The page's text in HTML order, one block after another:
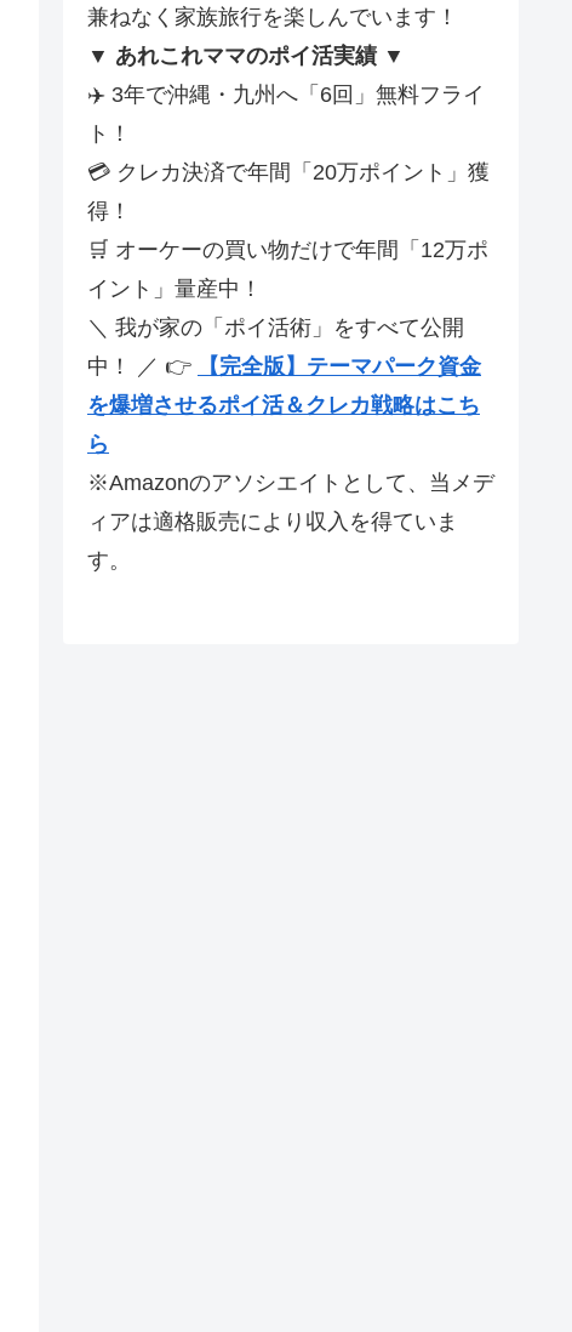
兼ねなく家族旅行を楽しんでいます！
▼ あれこれママのポイ活実績 ▼
✈️ 3年で沖縄・九州へ「6回」無料フライ
ト！
💳 クレカ決済で年間「20万ポイント」獲
得！
🛒 オーケーの買い物だけで年間「12万ポ
イント」量産中！
＼ 我が家の「ポイ活術」をすべて公開
中！ ／ 👉
【完全版】テーマパーク資金
を爆増させるポイ活＆クレカ戦略はこち
ら
※Amazonのアソシエイトとして、当メデ
ィアは適格販売により収入を得ていま
す。